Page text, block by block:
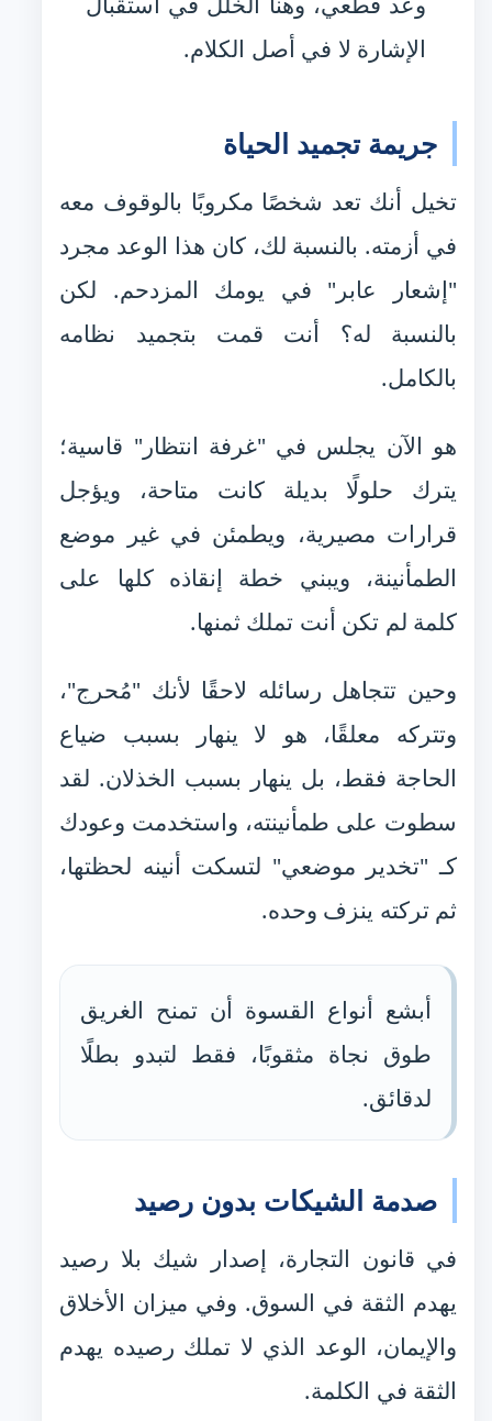
الإشارة لا في أصل الكلام.
جريمة تجميد الحياة
تخيل أنك تعد شخصًا مكروبًا بالوقوف معه
في أزمته. بالنسبة لك، كان هذا الوعد مجرد
"إشعار عابر" في يومك المزدحم. لكن
بالنسبة له؟ أنت قمت بتجميد نظامه
بالكامل.
هو الآن يجلس في "غرفة انتظار" قاسية؛
يترك حلولًا بديلة كانت متاحة، ويؤجل
قرارات مصيرية، ويطمئن في غير موضع
الطمأنينة، ويبني خطة إنقاذه كلها على
كلمة لم تكن أنت تملك ثمنها.
وحين تتجاهل رسائله لاحقًا لأنك "مُحرج"،
وتتركه معلقًا، هو لا ينهار بسبب ضياع
الحاجة فقط، بل ينهار بسبب الخذلان. لقد
سطوت على طمأنينته، واستخدمت وعودك
كـ "تخدير موضعي" لتسكت أنينه لحظتها،
ثم تركته ينزف وحده.
أبشع أنواع القسوة أن تمنح الغريق
طوق نجاة مثقوبًا، فقط لتبدو بطلًا
لدقائق.
صدمة الشيكات بدون رصيد
في قانون التجارة، إصدار شيك بلا رصيد
يهدم الثقة في السوق. وفي ميزان الأخلاق
والإيمان، الوعد الذي لا تملك رصيده يهدم
الثقة في الكلمة.